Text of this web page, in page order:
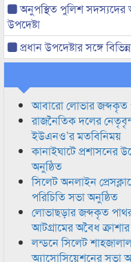
অনুপস্থিত পুলিশ সদস্যদের
উপদেষ্টা
প্রধান উপদেষ্টার সঙ্গে
আবারো লোভার জব্দকৃত
রাজনৈতিক দলের
ইউএনও’র মতবিনিময়
কানাইঘাটে প্রশাসনের
অনুষ্ঠিত
সিলেট অনলাইন
পরিচিতি সভা অনুষ্ঠিত
লোভাছড়ার জব্দকৃত
আটগ্রামের অবৈধ
লন্ডনে সিলেট
অ্যাসোসিয়েশনের সভা